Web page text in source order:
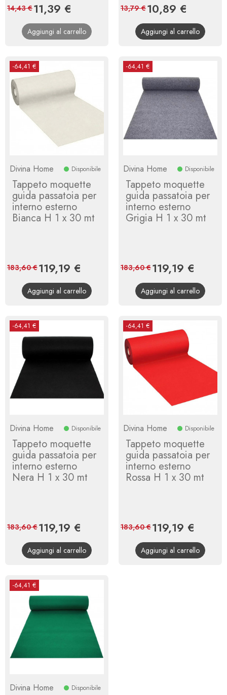
Prezzo
11,39 €
base
14,43 €
Aggiungi al carrello
Prezzo
10,89 €
base
13,79 €
Aggiungi al carrello
-64,41 €
Divina Home Disponibile
Tappeto moquette
guida passatoia per
interno esterno
Bianca H 1 x 30 mt
Prezzo
119,19 €
base
183,60 €
Aggiungi al carrello
-64,41 €
Divina Home Disponibile
Tappeto moquette
guida passatoia per
interno esterno
Grigia H 1 x 30 mt
Prezzo
119,19 €
base
183,60 €
Aggiungi al carrello
-64,41 €
Divina Home Disponibile
Tappeto moquette
guida passatoia per
interno esterno
Nera H 1 x 30 mt
Prezzo
119,19 €
base
183,60 €
Aggiungi al carrello
-64,41 €
Divina Home Disponibile
Tappeto moquette
guida passatoia per
interno esterno
Rossa H 1 x 30 mt
Prezzo
119,19 €
base
183,60 €
Aggiungi al carrello
-64,41 €
Divina Home Disponibile